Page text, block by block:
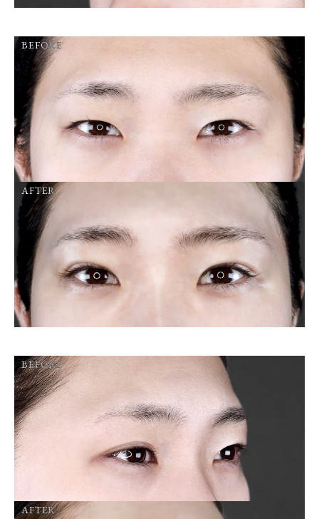
BEFORE
AFTER
BEFORE
AFTER